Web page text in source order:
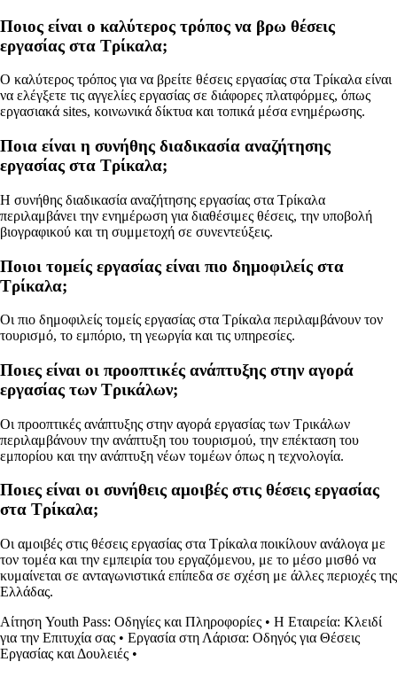
Ποιος είναι ο καλύτερος τρόπος να βρω θέσεις
εργασίας στα Τρίκαλα;
Ο καλύτερος τρόπος για να βρείτε θέσεις εργασίας στα Τρίκαλα είναι
να ελέγξετε τις αγγελίες εργασίας σε διάφορες πλατφόρμες, όπως
εργασιακά sites, κοινωνικά δίκτυα και τοπικά μέσα ενημέρωσης.
Ποια είναι η συνήθης διαδικασία αναζήτησης
εργασίας στα Τρίκαλα;
Η συνήθης διαδικασία αναζήτησης εργασίας στα Τρίκαλα
περιλαμβάνει την ενημέρωση για διαθέσιμες θέσεις, την υποβολή
βιογραφικού και τη συμμετοχή σε συνεντεύξεις.
Ποιοι τομείς εργασίας είναι πιο δημοφιλείς στα
Τρίκαλα;
Οι πιο δημοφιλείς τομείς εργασίας στα Τρίκαλα περιλαμβάνουν τον
τουρισμό, το εμπόριο, τη γεωργία και τις υπηρεσίες.
Ποιες είναι οι προοπτικές ανάπτυξης στην αγορά
εργασίας των Τρικάλων;
Οι προοπτικές ανάπτυξης στην αγορά εργασίας των Τρικάλων
περιλαμβάνουν την ανάπτυξη του τουρισμού, την επέκταση του
εμπορίου και την ανάπτυξη νέων τομέων όπως η τεχνολογία.
Ποιες είναι οι συνήθεις αμοιβές στις θέσεις εργασίας
στα Τρίκαλα;
Οι αμοιβές στις θέσεις εργασίας στα Τρίκαλα ποικίλουν ανάλογα με
τον τομέα και την εμπειρία του εργαζόμενου, με το μέσο μισθό να
κυμαίνεται σε ανταγωνιστικά επίπεδα σε σχέση με άλλες περιοχές της
Ελλάδας.
Αίτηση Youth Pass: Οδηγίες και Πληροφορίες • Η Εταιρεία: Κλειδί
για την Επιτυχία σας • Εργασία στη Λάρισα: Οδηγός για Θέσεις
Εργασίας και Δουλειές •